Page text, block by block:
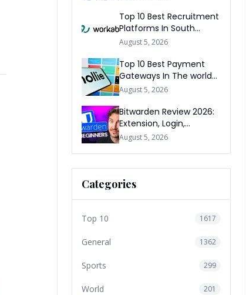
Top 10 Best Recruitment
Platforms In South
Africa 2026
August 5, 2026
Top 10 Best Payment
Gateways In The world
2026
August 5, 2026
Bitwarden Review 2026:
Extension, Login,
Download, Free Plan, App
August 5, 2026
Categories
Top 10 1617
General 1362
Sports 299
World 201